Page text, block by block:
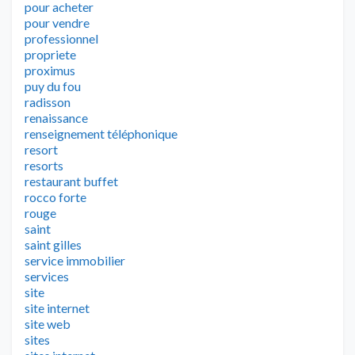
pour acheter
pour vendre
professionnel
propriete
proximus
puy du fou
radisson
renaissance
renseignement téléphonique
resort
resorts
restaurant buffet
rocco forte
rouge
saint
saint gilles
service immobilier
services
site
site internet
site web
sites